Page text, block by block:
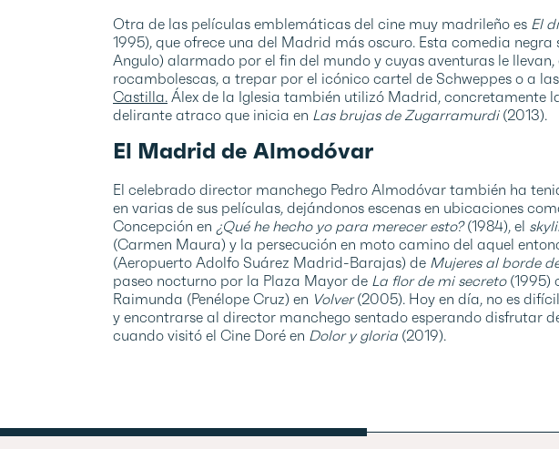
Otra de las películas emblemáticas del cine muy madrileño es El
1995), que ofrece una del Madrid más oscuro. Esta comedia
Angulo) alarmado por el fin del mundo y cuyas aventuras le
rocambolescas, a trepar por el icónico cartel de Schweppes o a las
Castilla. Álex de la Iglesia también utilizó Madrid, concretamente
delirante atraco que inicia en Las brujas de Zugarramurdi (2013).
El Madrid de Almodóvar
El celebrado director manchego Pedro Almodóvar también ha
en varias de sus películas, dejándonos escenas en ubicaciones
Concepción en ¿Qué he hecho yo para merecer esto?(1984), el
(Carmen Maura) y la persecución en moto camino del aquel
(Aeropuerto Adolfo Suárez Madrid-Barajas) de Mujeres al borde
paseo nocturno por la Plaza Mayor de La flor de mi secreto (1995)
Raimunda (Penélope Cruz) en Volver(2005). Hoy en día, no es
y encontrarse al director manchego sentado esperando disfrutar
cuando visitó el Cine Doré en Dolor y gloria (2019).